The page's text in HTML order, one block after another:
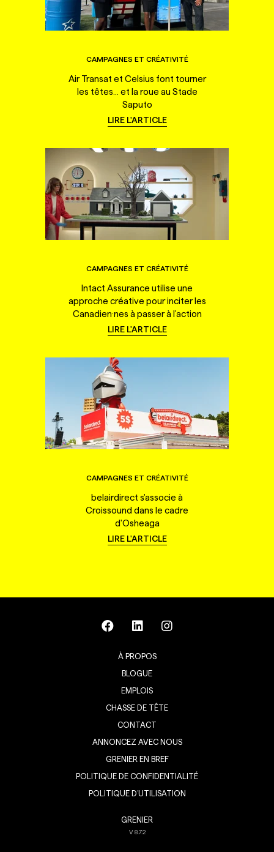
CAMPAGNES ET CRÉATIVITÉ
Air Transat et Celsius font tourner
les têtes... et la roue au Stade
Saputo
LIRE L'ARTICLE
CAMPAGNES ET CRÉATIVITÉ
Intact Assurance utilise une
approche créative pour inciter les
Canadien·nes à passer à l'action
LIRE L'ARTICLE
CAMPAGNES ET CRÉATIVITÉ
belairdirect s'associe à
Croissound dans le cadre
d'Osheaga
LIRE L'ARTICLE
À PROPOS
BLOGUE
EMPLOIS
CHASSE DE TÊTE
CONTACT
ANNONCEZ AVEC NOUS
GRENIER EN BREF
POLITIQUE DE CONFIDENTIALITÉ
POLITIQUE D’UTILISATION
GRENIER
V8.7.2